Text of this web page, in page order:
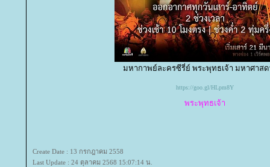
มหากาพย์ละครซีรี่ย์ พระพุทธเจ้า มหาศาสด
https://goo.gl/HLpm8Y
พระพุทธเจ้า
Create Date : 13 กรกฎาคม 2558
Last Update : 24 ตุลาคม 2568 15:07:14 น.